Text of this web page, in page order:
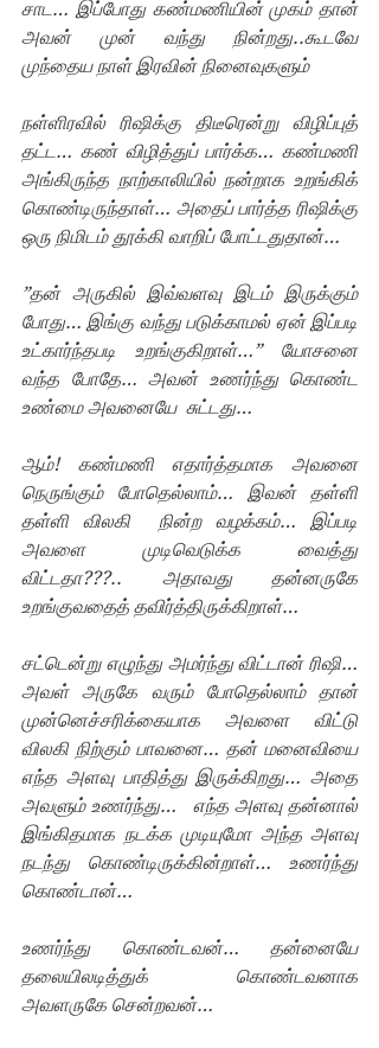
சாட… இப்போது கண்மணியின் முகம் தான்
அவன் முன் வந்து நின்றது..கூடவே
முந்தைய நாள் இரவின் நினைவுகளும்
நள்ளிரவில் ரிஷிக்கு திடீரென்று விழிப்புத்
தட்ட… கண் விழித்துப் பார்க்க… கண்மணி
அங்கிருந்த நாற்காலியில் நன்றாக உறங்கிக்
கொண்டிருந்தாள்… அதைப் பார்த்த ரிஷிக்கு
ஒரு நிமிடம் தூக்கி வாறிப் போட்டதுதான்…
”தன் அருகில் இவ்வளவு இடம் இருக்கும்
போது… இங்கு வந்து படுக்காமல் ஏன் இப்படி
உட்கார்ந்தபடி உறங்குகிறாள்…” யோசனை
வந்த போதே… அவன் உணர்ந்து கொண்ட
உண்மை அவனையே  சுட்டது…
ஆம்! கண்மணி எதார்த்தமாக அவனை
நெருங்கும் போதெல்லாம்… இவன் தள்ளி
தள்ளி விலகி  நின்ற வழக்கம்… இப்படி
அவளை முடிவெடுக்க வைத்து
விட்டதா???.. அதாவது தன்னருகே
உறங்குவதைத் தவிர்த்திருக்கிறாள்…
சட்டென்று எழுந்து அமர்ந்து விட்டான் ரிஷி…
அவள் அருகே வரும் போதெல்லாம் தான்
முன்னெச்சரிக்கையாக அவளை விட்டு
விலகி நிற்கும் பாவனை… தன் மனைவியை
எந்த அளவு பாதித்து இருக்கிறது… அதை
அவளும் உணர்ந்து…
எந்த அளவு தன்னால்
இங்கிதமாக நடக்க முடியுமோ அந்த அளவு
நடந்து கொண்டிருக்கின்றாள்… உணர்ந்து
கொண்டான்…
உணர்ந்து கொண்டவன்… தன்னையே
தலையிலடித்துக் கொண்டவனாக
அவளருகே சென்றவன்…